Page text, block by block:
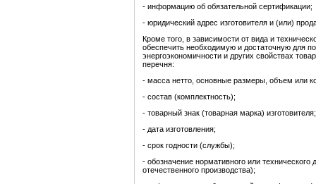
- информацию об обязательной сертификации;
- юридический адрес изготовителя и (или)
Кроме того, в зависимости от вида и
обеспечить необходимую и достаточную для
энергоэкономичности и других свойствах
перечня:
- масса нетто, основные размеры, объем или
- состав (комплектность);
- товарный знак (товарная марка) изготовителя;
- дата изготовления;
- срок годности (службы);
- обозначение нормативного или технического
отечественного производства);